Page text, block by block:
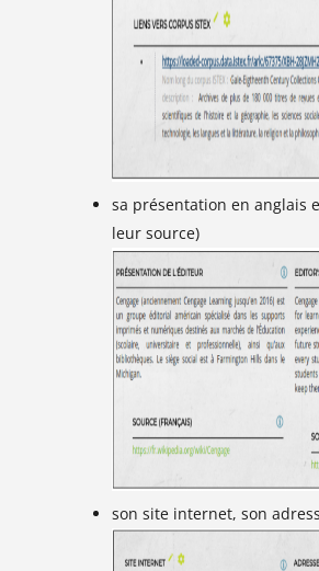
sa présentation en anglais
leur source)
son site internet, son